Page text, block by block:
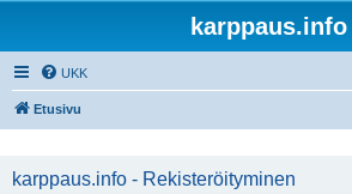
karppaus.info
UKK
Etusivu
karppaus.info - Rekisteröityminen